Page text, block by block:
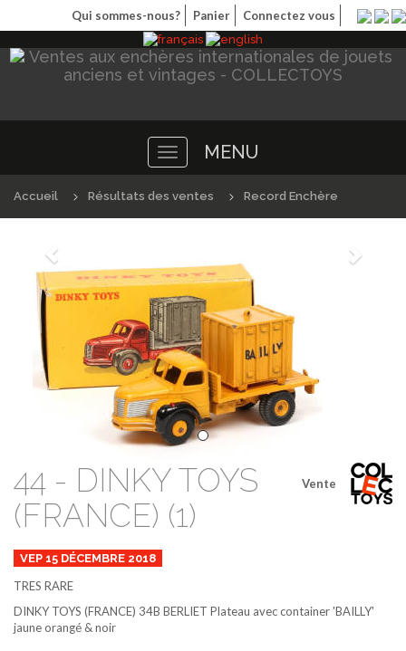
Qui sommes-nous? Panier Connectez vous
Toggle
navigation
MENU
Accueil Résultats des ventes Record Enchère
Précédént
Vente
44 - DINKY TOYS
(FRANCE) (1)
VEP 15 DÉCEMBRE 2018
TRES RARE
DINKY TOYS (FRANCE) 34B BERLIET Plateau avec container 'BAILLY'
jaune orangé & noir